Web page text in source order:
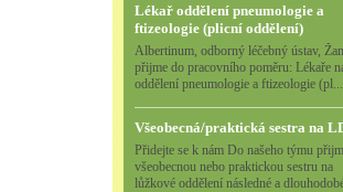
Lékař oddělení pneumologie a
ftizeologie (plicní oddělení)
Albertinum, odborný léčebný ústav,
přijme do pracovního poměru: Lékaře
oddělení pneumologie a ftizeologie (pl...
Všeobecná/praktická sestra na
Přidejte se k nám Do našeho týmu
všeobecnou nebo praktickou sestru na
lůžkové oddělení následné a